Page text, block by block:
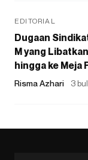
EDITORIAL
Dugaan
M yang
hingga ke Meja
Risma Azhari 3